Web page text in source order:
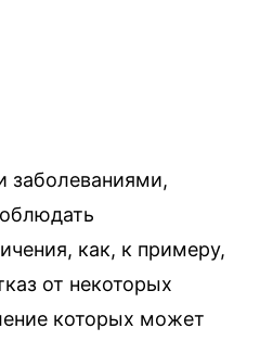
заболеваниями,
как, к примеру,
от некоторых
которых может